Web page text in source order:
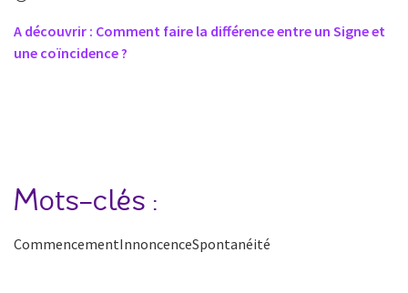
A découvrir : Comment faire la différence entre un Signe et
une coïncidence ?
Mots-clés :
CommencementInnoncenceSpontanéité